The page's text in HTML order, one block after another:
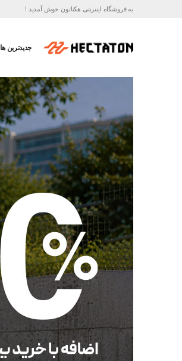
به فروشگاه اینترنتی هکتاتون خوش آمدید !
جدیدترین ها